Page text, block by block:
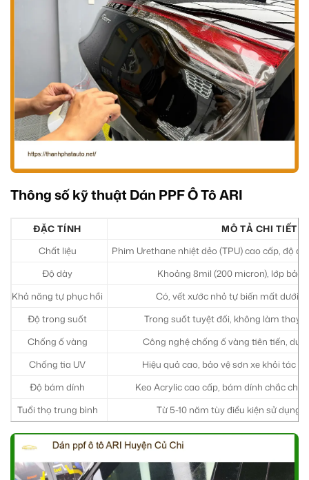
Thông số kỹ thuật Dán PPF Ô Tô ARI
ĐẶC TÍNH
MÔ TẢ CHI TIẾT
Chất liệu
Phim Urethane nhiệt dẻo (TPU) cao cấp, độ
Độ dày
Khoảng 8mil (200 micron), lớp bảo
Khả năng tự phục hồi
Có, vết xước nhỏ tự biến mất dưới
Độ trong suốt
Trong suốt tuyệt đối, không làm thay
Chống ố vàng
Công nghệ chống ố vàng tiên tiến,
Chống tia UV
Hiệu quả cao, bảo vệ sơn xe khỏi tác
Độ bám dính
Keo Acrylic cao cấp, bám dính chắc
Tuổi thọ trung bình
Từ 5-10 năm tùy điều kiện sử dụng